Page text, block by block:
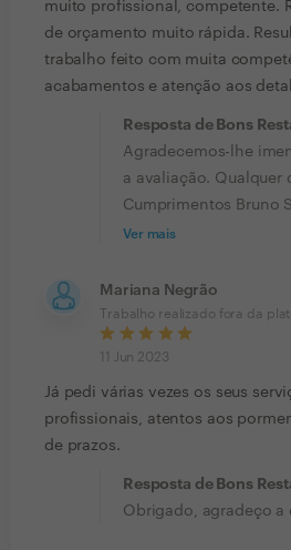
muito profissional, competente.
de orçamento muito rápida.
trabalho feito com muita
acabamentos e atenção aos
Resposta de Bons
Agradecemos-lhe
a avaliação. Qualquer
Cumprimentos Bruno
Ver mais
Mariana Negrão
Trabalho realizado fora da
11 Jun 2023
Já pedi várias vezes os seus
profissionais, atentos aos
de prazos.
Resposta de Bons
Obrigado, agradeço